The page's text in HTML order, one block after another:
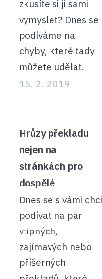
zkusíte si ji sami
vymyslet? Dnes se
podíváme na
chyby, které tady
můžete udělat.
15. 2. 2019
Hrůzy překladu
nejen na
stránkách pro
dospělé
Dnes se s vámi chci
podívat na pár
vtipných,
zajímavých nebo
příšerných